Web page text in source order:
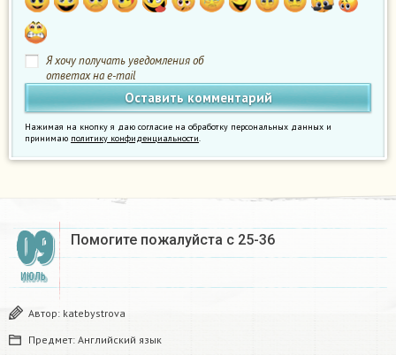
Я хочу получать уведомления об
ответах на e-mail
Нажимая на кнопку я даю согласие на обработку персональных данных и
принимаю политику конфиденциальности.
09
ИЮЛЬ
Помогите пожалуйста с 25-36
Автор: katebystrova
Предмет: Английский язык